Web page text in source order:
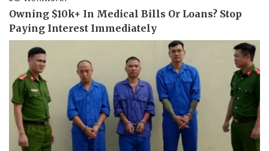
Sức khỏe
Dinh dưỡng - món ngon
Cây thuốc
Sản phụ khoa
Nhi khoa
Nam khoa
Làm đẹp - giảm cân
Đời sống
Nhà đẹp
Blog
Tình yêu - Gia đình